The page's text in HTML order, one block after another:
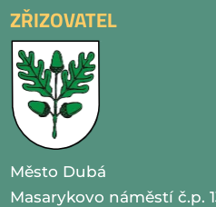
ZŘIZOVATEL
Město Dubá
Masarykovo náměstí č.p.